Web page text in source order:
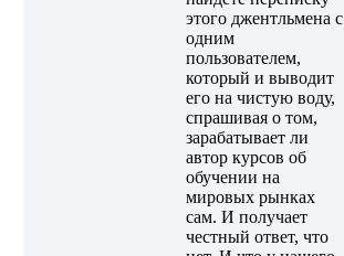
этого джентльмена с
одним
пользователем,
который и выводит
его на чистую воду,
спрашивая о том,
зарабатывает ли
автор курсов об
обучении на
мировых рынках
сам. И получает
честный ответ, что